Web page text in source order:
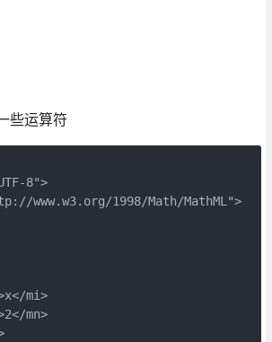
些运算符
8">
www.w3.org/1998/Math/MathML">
mi>
mn>